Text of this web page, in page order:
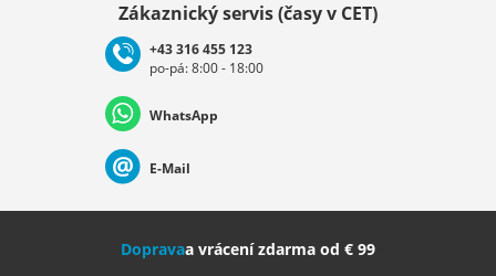
Deutschland Österreich
Nederland Italia (Italiano) Italien (Deutsch)
Zákaznický servis (časy v CET)
+43 316 455 123
po-pá: 8:00 - 18:00
WhatsApp
E-Mail
Dopravaa vrácení zdarma od € 99